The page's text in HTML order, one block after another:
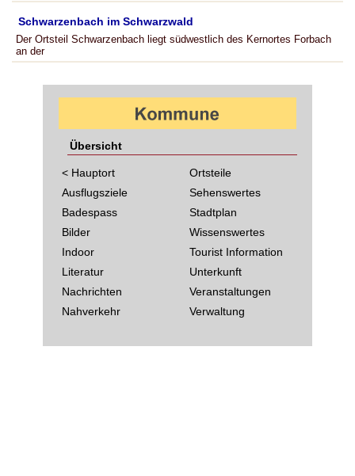
Schwarzenbach im Schwarzwald
Der Ortsteil Schwarzenbach liegt südwestlich des Kernortes Forbach
an der
Übersicht
< Hauptort
Ausflugsziele
Badespass
Bilder
Indoor
Literatur
Nachrichten
Nahverkehr
Ortsteile
Sehenswertes
Stadtplan
Wissenswertes
Tourist Information
Unterkunft
Veranstaltungen
Verwaltung